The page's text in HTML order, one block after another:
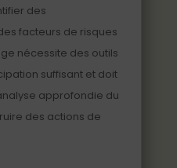
des
facteurs de risques
nécessite des outils
suffisant et doit
approfondie du
des actions de